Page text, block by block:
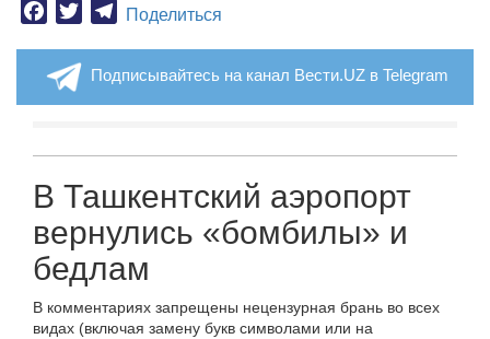
Facebook
TwitterTelegram
Поделиться
Подписывайтесь на канал Вести.UZ в Telegram
В Ташкентский аэропорт
вернулись «бомбилы» и
бедлам
В комментариях запрещены нецензурная брань во всех
видах (включая замену букв символами или на